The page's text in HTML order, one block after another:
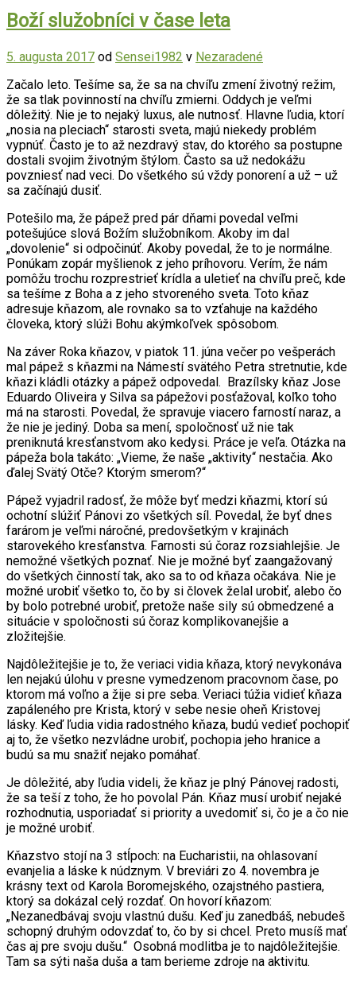
Boží služobníci v čase leta
5. augusta 2017 od Sensei1982 v Nezaradené
Začalo leto. Tešíme sa, že sa na chvíľu zmení životný režim,
že sa tlak povinností na chvíľu zmierni. Oddych je veľmi
dôležitý. Nie je to nejaký luxus, ale nutnosť. Hlavne ľudia, ktorí
„nosia na pleciach“ starosti sveta, majú niekedy problém
vypnúť. Často je to až nezdravý stav, do ktorého sa postupne
dostali svojim životným štýlom. Často sa už nedokážu
povzniesť nad veci. Do všetkého sú vždy ponorení a už – už
sa začínajú dusiť.
Potešilo ma, že pápež pred pár dňami povedal veľmi
potešujúce slová Božím služobníkom. Akoby im dal
„dovolenie“ si odpočinúť. Akoby povedal, že to je normálne.
Ponúkam zopár myšlienok z jeho príhovoru. Verím, že nám
pomôžu trochu rozprestrieť krídla a uletieť na chvíľu preč, kde
sa tešíme z Boha a z jeho stvoreného sveta. Toto kňaz
adresuje kňazom, ale rovnako sa to vzťahuje na každého
človeka, ktorý slúži Bohu akýmkoľvek spôsobom.
Na záver Roka kňazov, v piatok 11. júna večer po vešperách
mal pápež s kňazmi na Námestí svätého Petra stretnutie, kde
kňazi kládli otázky a pápež odpovedal. Brazílsky kňaz Jose
Eduardo Oliveira y Silva sa pápežovi posťažoval, koľko toho
má na starosti. Povedal, že spravuje viacero farností naraz, a
že nie je jediný. Doba sa mení, spoločnosť už nie tak
preniknutá kresťanstvom ako kedysi. Práce je veľa. Otázka na
pápeža bola takáto: „Vieme, že naše „aktivity“ nestačia. Ako
ďalej Svätý Otče? Ktorým smerom?“
Pápež vyjadril radosť, že môže byť medzi kňazmi, ktorí sú
ochotní slúžiť Pánovi zo všetkých síl. Povedal, že byť dnes
farárom je veľmi náročné, predovšetkým v krajinách
starovekého kresťanstva. Farnosti sú čoraz rozsiahlejšie. Je
nemožné všetkých poznať. Nie je možné byť zaangažovaný
do všetkých činností tak, ako sa to od kňaza očakáva. Nie je
možné urobiť všetko to, čo by si človek želal urobiť, alebo čo
by bolo potrebné urobiť, pretože naše sily sú obmedzené a
situácie v spoločnosti sú čoraz komplikovanejšie a
zložitejšie.
Najdôležitejšie je to, že veriaci vidia kňaza, ktorý nevykonáva
len nejakú úlohu v presne vymedzenom pracovnom čase, po
ktorom má voľno a žije si pre seba. Veriaci túžia vidieť kňaza
zapáleného pre Krista, ktorý v sebe nesie oheň Kristovej
lásky. Keď ľudia vidia radostného kňaza, budú vedieť pochopiť
aj to, že všetko nezvládne urobiť, pochopia jeho hranice a
budú sa mu snažiť nejako pomáhať.
Je dôležité, aby ľudia videli, že kňaz je plný Pánovej radosti,
že sa teší z toho, že ho povolal Pán. Kňaz musí urobiť nejaké
rozhodnutia, usporiadať si priority a uvedomiť si, čo je a čo nie
je možné urobiť.
Kňazstvo stojí na 3 stĺpoch: na Eucharistii, na ohlasovaní
evanjelia a láske k núdznym. V breviári zo 4. novembra je
krásny text od Karola Boromejského, ozajstného pastiera,
ktorý sa dokázal celý rozdať. On hovorí kňazom:
„Nezanedbávaj svoju vlastnú dušu. Keď ju zanedbáš, nebudeš
schopný druhým odovzdať to, čo by si chcel. Preto musíš mať
čas aj pre svoju dušu.“ Osobná modlitba je to najdôležitejšie.
Tam sa sýti naša duša a tam berieme zdroje na aktivitu.